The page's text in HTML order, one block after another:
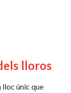
lloros
lloc únic que